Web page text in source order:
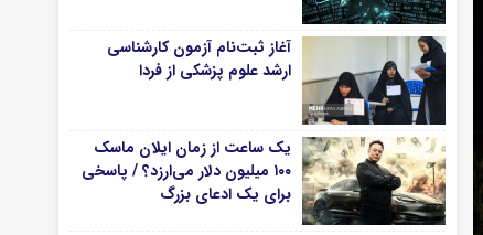
آغاز ثبت‌نام‌ آزمون کارشناسی
ارشد علوم پزشکی از فردا
یک ساعت از زمان ایلان ماسک
۱۰۰ میلیون دلار می‌ارزد؟ / پاسخی
برای یک ادعای بزرگ